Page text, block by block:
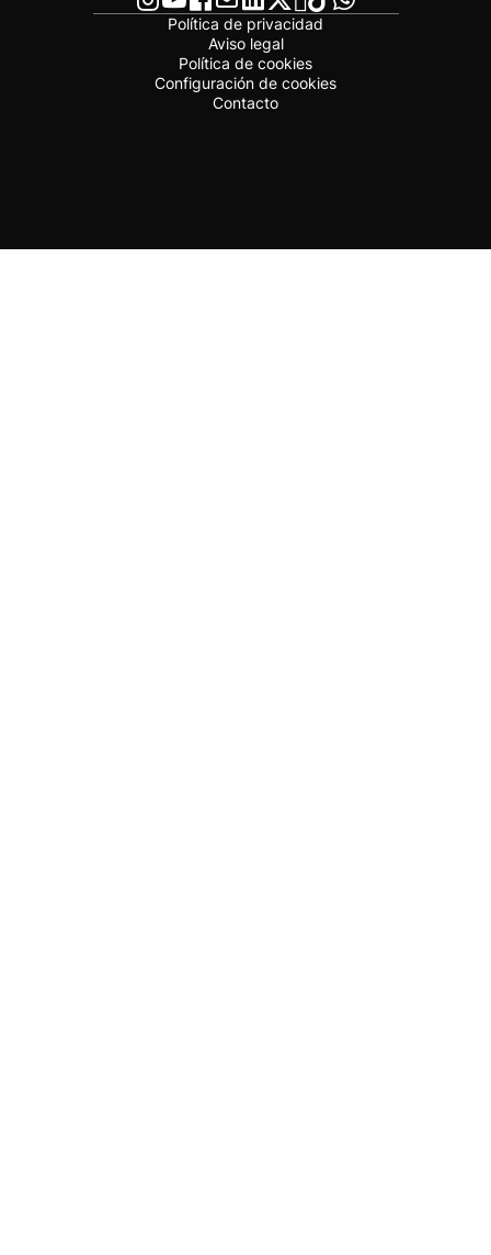
Política de privacidad
Aviso legal
Política de cookies
Configuración de cookies
Contacto